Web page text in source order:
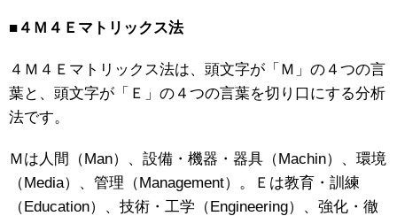
■４Ｍ４Ｅマトリックス法
４Ｍ４Ｅマトリックス法は、頭文字が「Ｍ」の４つの言
葉と、頭文字が「Ｅ」の４つの言葉を切り口にする分析
法です。
Ｍは人間（Man）、設備・機器・器具（Machin）、環境
（Media）、管理（Management）。Ｅは教育・訓練
（Education）、技術・工学（Engineering）、強化・徹